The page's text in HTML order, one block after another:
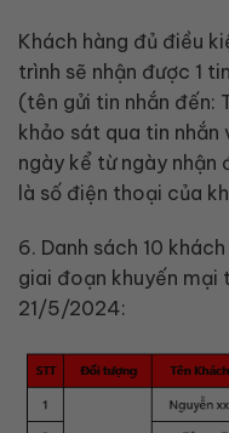
Khách hàng đủ điều
trình sẽ nhận được 1
(tên gửi tin nhắn đến:
khảo sát qua tin nhắn
ngày kể từ ngày nhận
là số điện thoại của
6. Danh sách 10
giai đoạn khuyến
21/5/2024: